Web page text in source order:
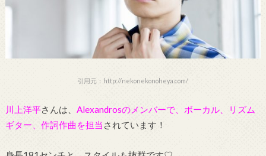
引用元：http://nekonekonoheya.com/
川上洋平さんは、 Alexandrosのメンバーで、ボーカル、リズム
ギター、作詞作曲を担当 されています！